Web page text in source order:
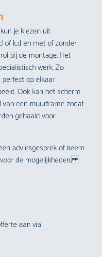
je kiezen uit
of lcd en met of zonder
bij de montage. Het
werk. Zo
op elkaar
Ook kan het scherm
een muurframe zodat
gehaald voor
adviesgesprek of neem
voor de mogelijkheden.
aan via